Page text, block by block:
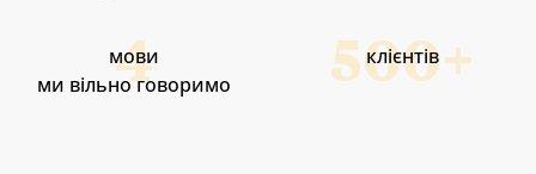
мови
ми вільно говоримо
клієнтів